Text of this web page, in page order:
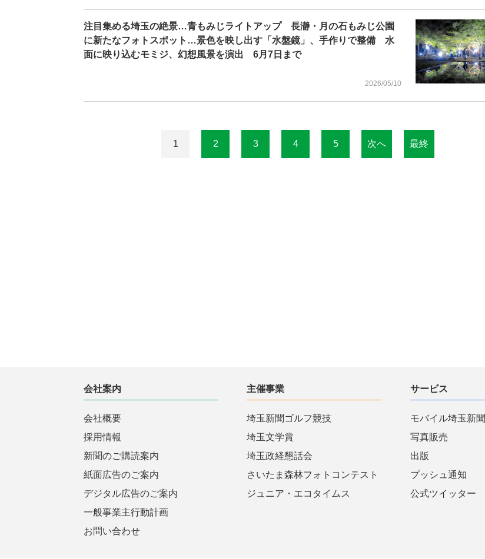
注目集める埼玉の絶景…青もみじライトアップ 長瀞・月の石もみじ公園
に新たなフォトスポット…景色を映し出す「水盤鏡」、手作りで整備 水
面に映り込むモミジ、幻想風景を演出 6月7日まで
2026/05/10
1 2 3 4 5 次へ 最終
会社案内
会社概要
採用情報
新聞のご購読案内
紙面広告のご案内
デジタル広告のご案内
一般事業主行動計画
お問い合わせ
主催事業
埼玉新聞ゴルフ競技
埼玉文学賞
埼玉政経懇話会
さいたま森林フォトコンテスト
ジュニア・エコタイムス
サービス
モバイル埼玉新聞
写真販売
出版
プッシュ通知
公式ツイッター